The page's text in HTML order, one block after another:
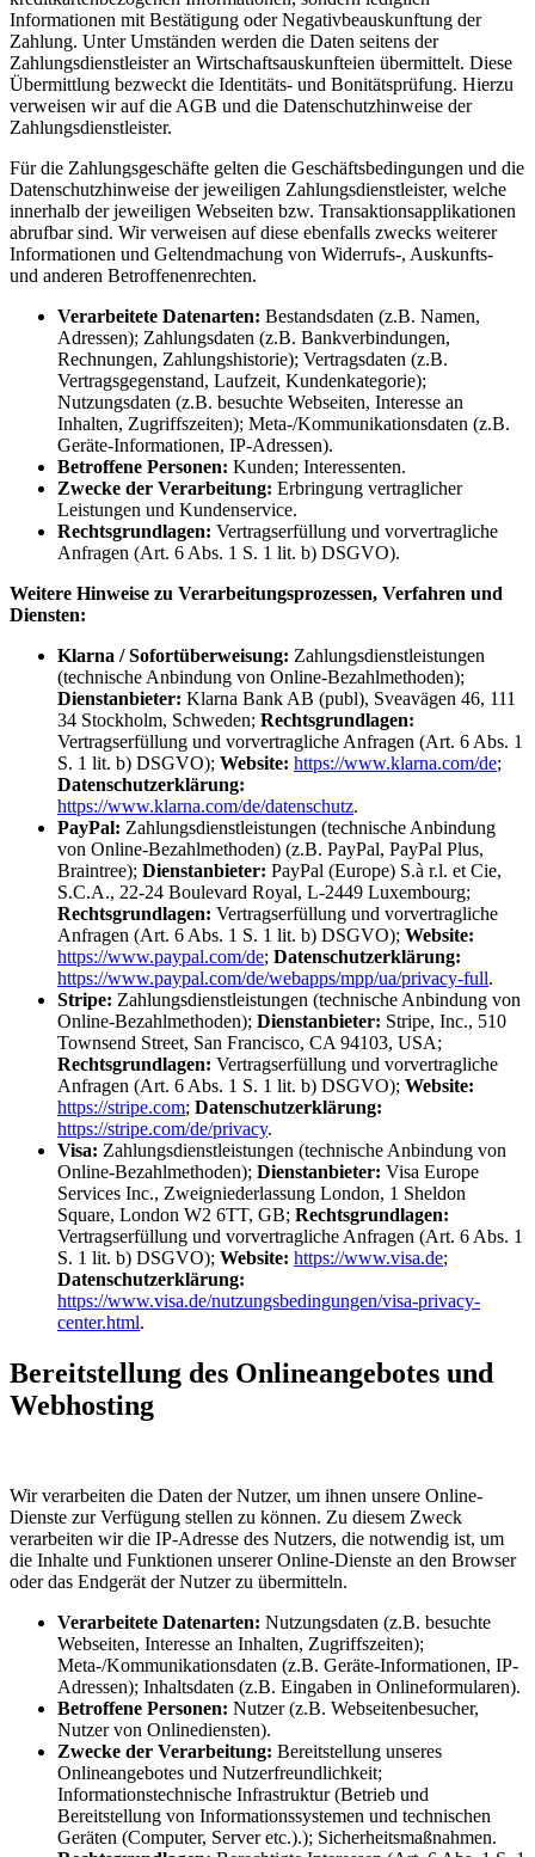
Informationen mit Bestätigung oder Negativbeauskunftung der
Zahlung. Unter Umständen werden die Daten seitens der
Zahlungsdienstleister an Wirtschaftsauskunfteien übermittelt. Diese
Übermittlung bezweckt die Identitäts- und Bonitätsprüfung. Hierzu
verweisen wir auf die AGB und die Datenschutzhinweise der
Zahlungsdienstleister.
Für die Zahlungsgeschäfte gelten die Geschäftsbedingungen und die
Datenschutzhinweise der jeweiligen Zahlungsdienstleister, welche
innerhalb der jeweiligen Webseiten bzw. Transaktionsapplikationen
abrufbar sind. Wir verweisen auf diese ebenfalls zwecks weiterer
Informationen und Geltendmachung von Widerrufs-, Auskunfts-
und anderen Betroffenenrechten.
Verarbeitete Datenarten: Bestandsdaten (z.B. Namen,
Adressen); Zahlungsdaten (z.B. Bankverbindungen,
Rechnungen, Zahlungshistorie); Vertragsdaten (z.B.
Vertragsgegenstand, Laufzeit, Kundenkategorie);
Nutzungsdaten (z.B. besuchte Webseiten, Interesse an
Inhalten, Zugriffszeiten); Meta-/Kommunikationsdaten (z.B.
Geräte-Informationen, IP-Adressen).
Betroffene Personen: Kunden; Interessenten.
Zwecke der Verarbeitung: Erbringung vertraglicher
Leistungen und Kundenservice.
Rechtsgrundlagen: Vertragserfüllung und vorvertragliche
Anfragen (Art. 6 Abs. 1 S. 1 lit. b) DSGVO).
Weitere Hinweise zu Verarbeitungsprozessen, Verfahren und
Diensten:
Klarna / Sofortüberweisung: Zahlungsdienstleistungen
(technische Anbindung von Online-Bezahlmethoden);
Dienstanbieter: Klarna Bank AB (publ), Sveavägen 46, 111
34 Stockholm, Schweden; Rechtsgrundlagen:
Vertragserfüllung und vorvertragliche Anfragen (Art. 6 Abs. 1
S. 1 lit. b) DSGVO); Website: https://www.klarna.com/de;
Datenschutzerklärung:
https://www.klarna.com/de/datenschutz.
PayPal: Zahlungsdienstleistungen (technische Anbindung
von Online-Bezahlmethoden) (z.B. PayPal, PayPal Plus,
Braintree); Dienstanbieter: PayPal (Europe) S.à r.l. et Cie,
S.C.A., 22-24 Boulevard Royal, L-2449 Luxembourg;
Rechtsgrundlagen: Vertragserfüllung und vorvertragliche
Anfragen (Art. 6 Abs. 1 S. 1 lit. b) DSGVO); Website:
https://www.paypal.com/de; Datenschutzerklärung:
https://www.paypal.com/de/webapps/mpp/ua/privacy-full.
Stripe: Zahlungsdienstleistungen (technische Anbindung von
Online-Bezahlmethoden); Dienstanbieter: Stripe, Inc., 510
Townsend Street, San Francisco, CA 94103, USA;
Rechtsgrundlagen: Vertragserfüllung und vorvertragliche
Anfragen (Art. 6 Abs. 1 S. 1 lit. b) DSGVO); Website:
https://stripe.com; Datenschutzerklärung:
https://stripe.com/de/privacy.
Visa: Zahlungsdienstleistungen (technische Anbindung von
Online-Bezahlmethoden); Dienstanbieter: Visa Europe
Services Inc., Zweigniederlassung London, 1 Sheldon
Square, London W2 6TT, GB; Rechtsgrundlagen:
Vertragserfüllung und vorvertragliche Anfragen (Art. 6 Abs. 1
S. 1 lit. b) DSGVO); Website: https://www.visa.de;
Datenschutzerklärung:
https://www.visa.de/nutzungsbedingungen/visa-privacy-
center.html.
Bereitstellung des Onlineangebotes und
Webhosting
Wir verarbeiten die Daten der Nutzer, um ihnen unsere Online-
Dienste zur Verfügung stellen zu können. Zu diesem Zweck
verarbeiten wir die IP-Adresse des Nutzers, die notwendig ist, um
die Inhalte und Funktionen unserer Online-Dienste an den Browser
oder das Endgerät der Nutzer zu übermitteln.
Verarbeitete Datenarten: Nutzungsdaten (z.B. besuchte
Webseiten, Interesse an Inhalten, Zugriffszeiten);
Meta-/Kommunikationsdaten (z.B. Geräte-Informationen, IP-
Adressen); Inhaltsdaten (z.B. Eingaben in Onlineformularen).
Betroffene Personen: Nutzer (z.B. Webseitenbesucher,
Nutzer von Onlinediensten).
Zwecke der Verarbeitung: Bereitstellung unseres
Onlineangebotes und Nutzerfreundlichkeit;
Informationstechnische Infrastruktur (Betrieb und
Bereitstellung von Informationssystemen und technischen
Geräten (Computer, Server etc.).); Sicherheitsmaßnahmen.